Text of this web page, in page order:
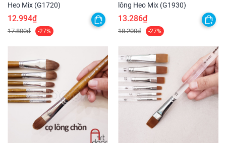
Heo Mix (G1720)
12.994₫
17.800₫ -27%
lông Heo Mix (G1930)
13.286₫
18.200₫ -27%